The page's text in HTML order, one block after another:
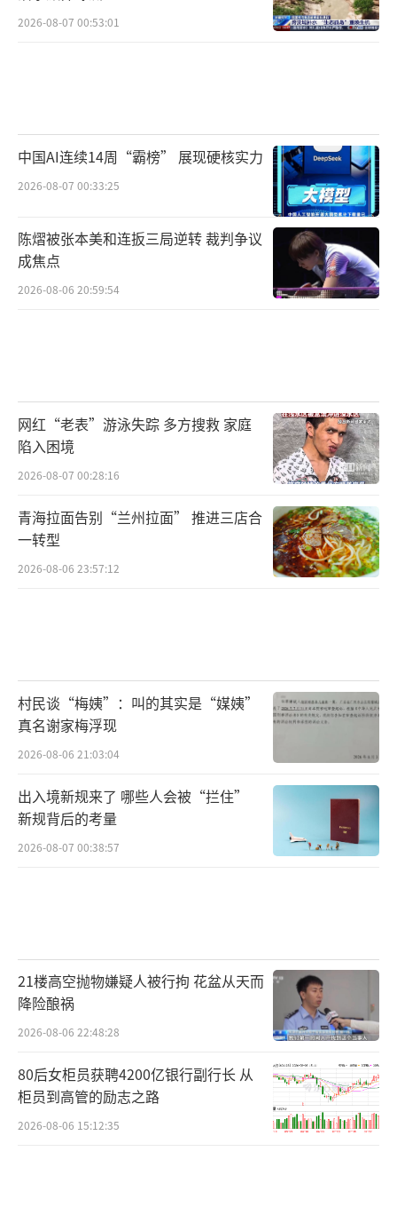
2026-08-07 00:53:01
中国AI连续14周“霸榜” 展现硬核实力
2026-08-07 00:33:25
陈熠被张本美和连扳三局逆转 裁判争议
成焦点
2026-08-06 20:59:54
网红“老表”游泳失踪 多方搜救 家庭
陷入困境
2026-08-07 00:28:16
青海拉面告别“兰州拉面” 推进三店合
一转型
2026-08-06 23:57:12
村民谈“梅姨”：叫的其实是“媒姨”
真名谢家梅浮现
2026-08-06 21:03:04
出入境新规来了 哪些人会被“拦住”
新规背后的考量
2026-08-07 00:38:57
21楼高空抛物嫌疑人被行拘 花盆从天而
降险酿祸
2026-08-06 22:48:28
80后女柜员获聘4200亿银行副行长 从
柜员到高管的励志之路
2026-08-06 15:12:35